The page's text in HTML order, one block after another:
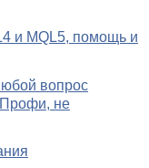
и MQL5, помощь и
вопрос
Профи, не